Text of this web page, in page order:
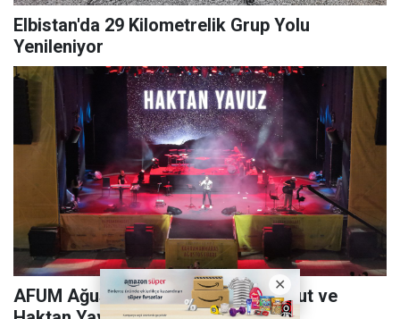
Elbistan'da 29 Kilometrelik Grup Yolu
Yenileniyor
AFUM Ağustos Fuarı'nda Yener Bulut ve